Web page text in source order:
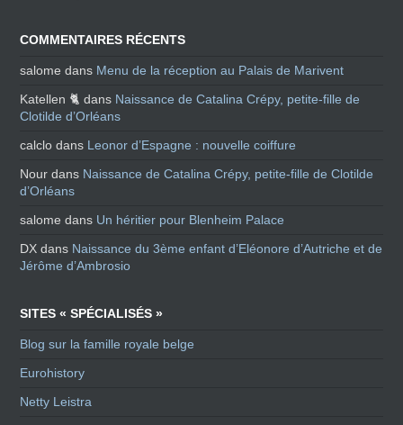
COMMENTAIRES RÉCENTS
salome dans Menu de la réception au Palais de Marivent
Katellen 🐈 dans Naissance de Catalina Crépy, petite-fille de
Clotilde d’Orléans
calclo dans Leonor d’Espagne : nouvelle coiffure
Nour dans Naissance de Catalina Crépy, petite-fille de Clotilde
d’Orléans
salome dans Un héritier pour Blenheim Palace
DX dans Naissance du 3ème enfant d’Eléonore d’Autriche et de
Jérôme d’Ambrosio
SITES « SPÉCIALISÉS »
Blog sur la famille royale belge
Eurohistory
Netty Leistra